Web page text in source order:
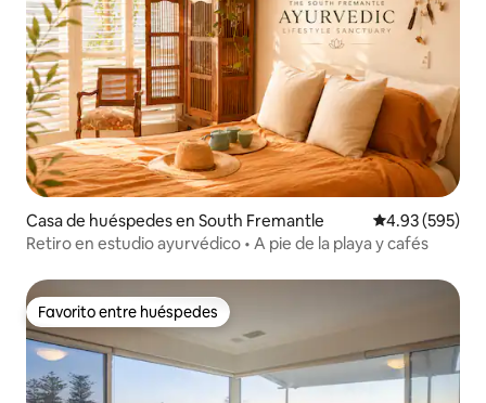
Casa de huéspedes en South Fremantle Calificación
4.93 (595)
Retiro en estudio ayurvédico • A pie de la playa y cafés
Favorito entre huéspedes
Favorito entre huéspedes